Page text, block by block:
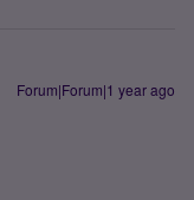
Forum|Forum|1 year ago